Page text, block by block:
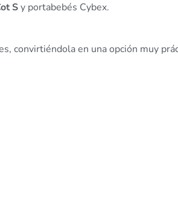
Sy portabebés Cybex.
convirtiéndola en una opción muy